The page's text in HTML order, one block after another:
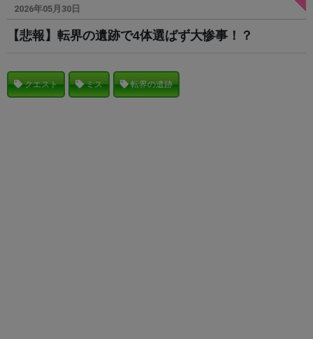
Powered by livedoor 相互RSS
2026年05月30日
【悲報】転界の遺跡で4体選ばず大惨事！？
クエスト ミス 転界の遺跡